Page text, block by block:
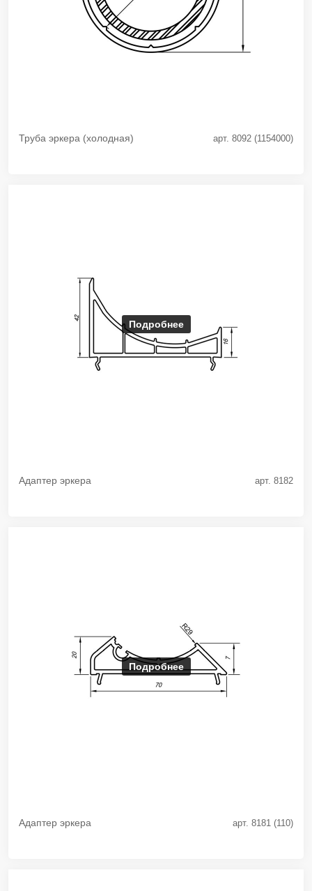
Труба эркера (холодная) арт. 8092 (1154000)
Подробнее
Адаптер эркера арт. 8182
Подробнее
Адаптер эркера арт. 8181 (110)